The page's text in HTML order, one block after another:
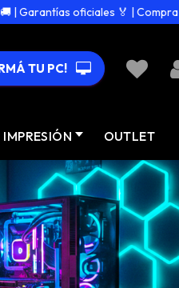
oficiales 🏅 | Compra segura 🔒
TU PC!
IMPRESIÓN OUTLET